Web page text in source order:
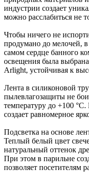
индустрии создает
можно расслабиться не
Чтобы ничего не
продумано до мелочей,
самом сердце банного
освещения была выбрана
Arlight, устойчивая к
Лента в силиконовой
пылевлагозащиты не
температуру до +100
создает равномерное
Подсветка на основе
Теплый белый цвет
натуральный оттенок
При этом в парильне
позволяет посетителям